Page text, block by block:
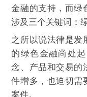
金融的支持，而绿
涉及三个关键词：
之所以说法律是发
的绿色金融尚处
念、产品和交易的
件增多，也迫切需
案件。